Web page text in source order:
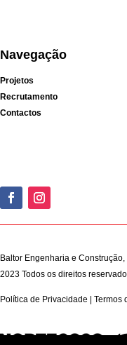
Navegação
Projetos
Recrutamento
Contactos
Baltor Engenharia e
2023 Todos os direitos
Política de Privacidade | Termos